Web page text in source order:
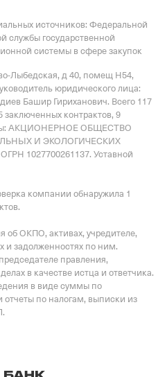
источников: Федеральной
службы государственной
системы в сфере закупок
Лыбедская, д 40, помещ Н54,
юридического лица:
Башир Гириханович. Всего 117
заключенных контрактов, 9
АКЦИОНЕРНОЕ ОБЩЕСТВО
И ЭКОЛОГИЧЕСКИХ
1027700261137. Уставной
компании обнаружила 1
об ОКПО, активах, учредителе,
и задолженностях по ним.
правления,
в качестве истца и ответчика.
в виде суммы по
по налогам, выписки из